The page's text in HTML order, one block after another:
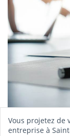
Vous projetez de
entreprise à